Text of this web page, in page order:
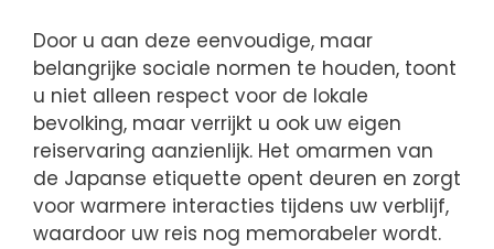
Door u aan deze eenvoudige, maar
belangrijke sociale normen te houden, toont
u niet alleen respect voor de lokale
bevolking, maar verrijkt u ook uw eigen
reiservaring aanzienlijk. Het omarmen van
de Japanse etiquette opent deuren en zorgt
voor warmere interacties tijdens uw verblijf,
waardoor uw reis nog memorabeler wordt.